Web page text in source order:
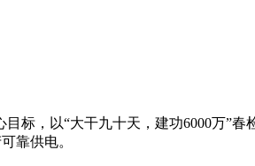
，以“大干九十天，建功6000万”春
靠供电。